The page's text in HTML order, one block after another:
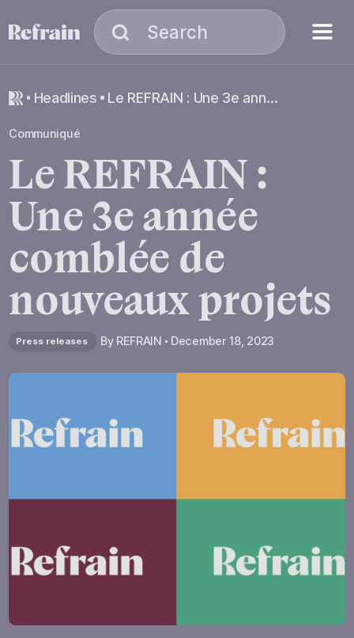
Search
headlines Le REFRAIN : Une 3e année comblée de nouveaux projets
Communiqué
LeREFRAIN:
Une3eannée
comblée de
nouveauxprojets
Press releases By REFRAIN December 18, 2023